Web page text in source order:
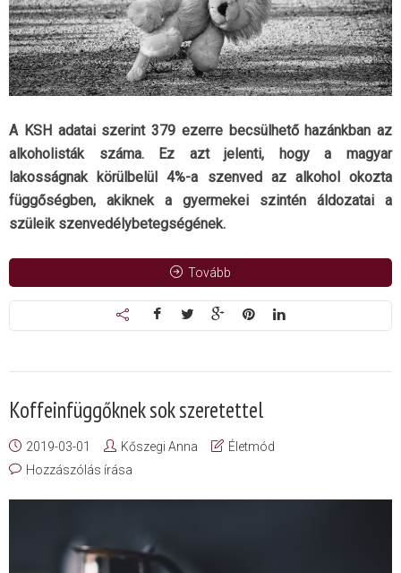
A KSH adatai szerint 379 ezerre becsülhető hazánkban az
alkoholisták száma. Ez azt jelenti, hogy a magyar
lakosságnak körülbelül 4%-a szenved az alkohol okozta
függőségben, akiknek a gyermekei szintén áldozatai a
szüleik szenvedélybetegségének.
Tovább
Koffeinfüggőknek sok szeretettel
2019-03-01 Kőszegi Anna
Életmód
Hozzászólás írása